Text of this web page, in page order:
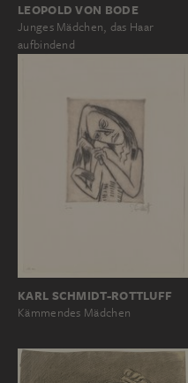
LEOPOLD VON BODE
Junges Mädchen, das Haar
aufbindend
KARL SCHMIDT-ROTTLUFF
Kämmendes Mädchen